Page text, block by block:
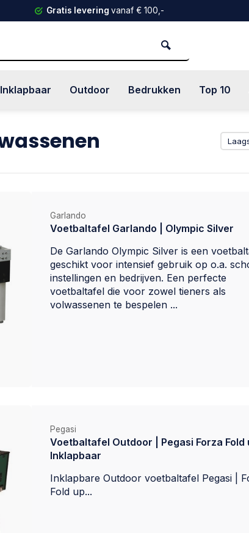
Gratis levering vanaf € 100,-
Inklapbaar Outdoor Bedrukken Top 10
Garlando
Voetbaltafel Garlando | Olympic Silver
De Garlando Olympic Silver is een
geschikt voor intensief gebruik op o.a.
instellingen en bedrijven. Een perfecte
voetbaltafel die voor zowel tieners als
volwassenen te bespelen ...
Pegasi
Voetbaltafel Outdoor | Pegasi Forza Fold
Inklapbaar
Inklapbare Outdoor voetbaltafel Pegasi |
Fold up...